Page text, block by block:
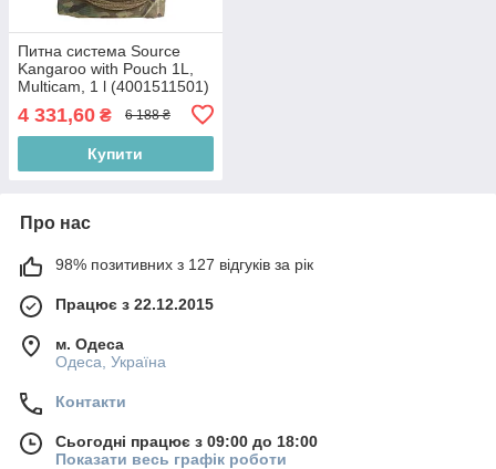
Питна система Source
Kangaroo with Pouch 1L,
Multicam, 1 l (4001511501)
4 331,60 ₴ 6 188 ₴
Купити
Про нас
98% позитивних з 127 відгуків за рік
Працює з 22.12.2015
м. Одеса
Одеса, Україна
Контакти
Сьогодні працює з 09:00 до 18:00
Показати весь графік роботи